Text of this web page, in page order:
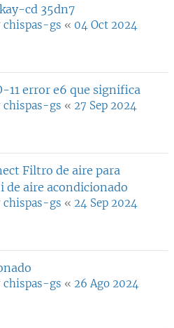
cd 35dn7
chispas-gs « 04 Oct 2024
11 error e6 que significa
chispas-gs « 27 Sep 2024
Filtro de aire para
de aire acondicionado
chispas-gs « 24 Sep 2024
chispas-gs « 26 Ago 2024